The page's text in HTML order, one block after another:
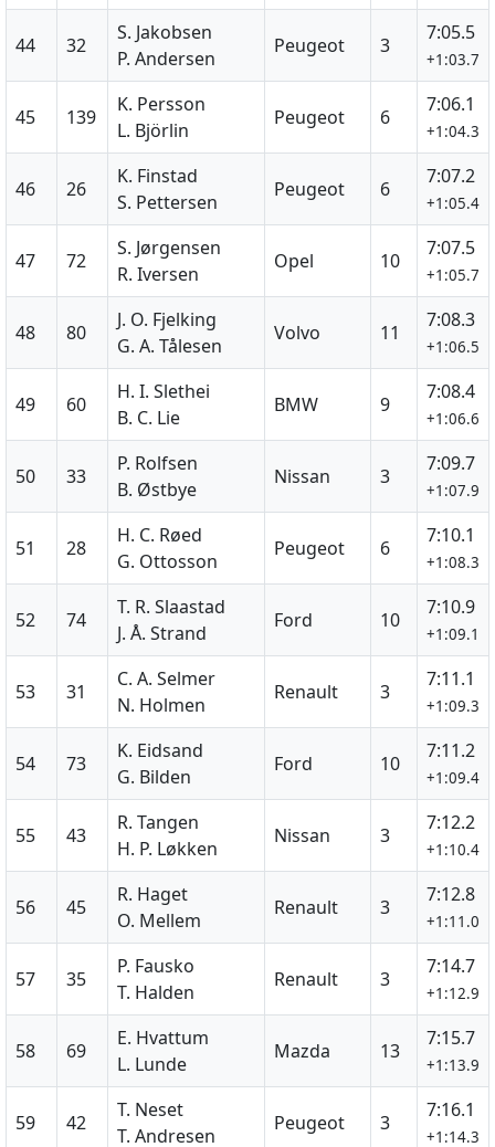
44 32
S. Jakobsen
P. Andersen
Peugeot 3
7:05.5
+1:03.7
45 139
K. Persson
L. Björlin
Peugeot 6
7:06.1
+1:04.3
46 26
K. Finstad
S. Pettersen
Peugeot 6
7:07.2
+1:05.4
47 72
S. Jørgensen
R. Iversen
Opel 10
7:07.5
+1:05.7
48 80
J. O. Fjelking
G. A. Tålesen
Volvo 11
7:08.3
+1:06.5
49 60
H. I. Slethei
B. C. Lie
BMW 9
7:08.4
+1:06.6
50 33
P. Rolfsen
B. Østbye
Nissan 3
7:09.7
+1:07.9
51 28
H. C. Røed
G. Ottosson
Peugeot 6
7:10.1
+1:08.3
52 74
T. R. Slaastad
J. Å. Strand
Ford 10
7:10.9
+1:09.1
53 31
C. A. Selmer
N. Holmen
Renault 3
7:11.1
+1:09.3
54 73
K. Eidsand
G. Bilden
Ford 10
7:11.2
+1:09.4
55 43
R. Tangen
H. P. Løkken
Nissan 3
7:12.2
+1:10.4
56 45
R. Haget
O. Mellem
Renault 3
7:12.8
+1:11.0
57 35
P. Fausko
T. Halden
Renault 3
7:14.7
+1:12.9
58 69
E. Hvattum
L. Lunde
Mazda 13
7:15.7
+1:13.9
59 42
T. Neset
T. Andresen
Peugeot 3
7:16.1
+1:14.3